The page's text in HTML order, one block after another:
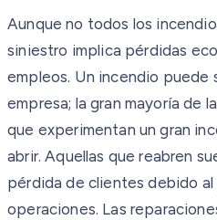
Aunque no todos los
siniestro implica pérdidas
empleos. Un incendio puede
empresa; la gran mayoría de
que experimentan un gran
abrir. Aquellas que reabren
pérdida de clientes debido
operaciones. Las